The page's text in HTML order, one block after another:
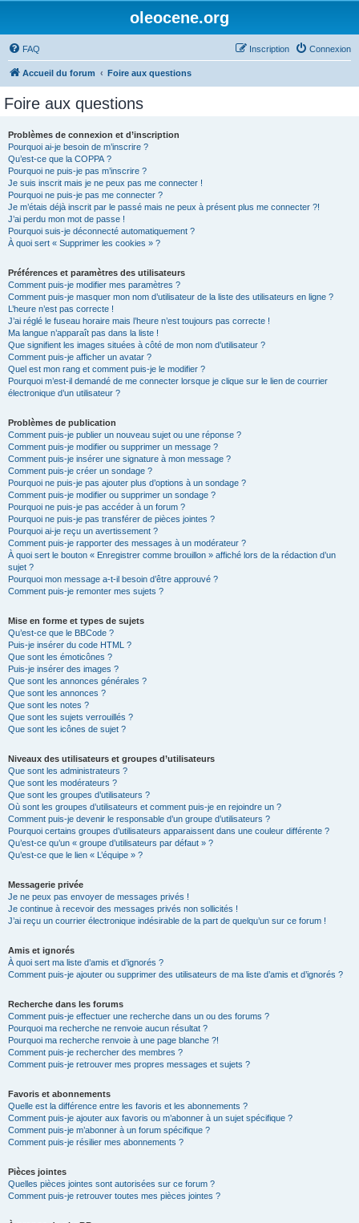
oleocene.org
FAQ Connexion
Inscription
Accueil du forum Foire aux questions
Foire aux questions
Problèmes de connexion et d’inscription
Pourquoi ai-je besoin de m’inscrire ?
Qu’est-ce que la COPPA ?
Pourquoi ne puis-je pas m’inscrire ?
Je suis inscrit mais je ne peux pas me connecter !
Pourquoi ne puis-je pas me connecter ?
Je m’étais déjà inscrit par le passé mais ne peux à présent plus me connecter ?!
J’ai perdu mon mot de passe !
Pourquoi suis-je déconnecté automatiquement ?
À quoi sert « Supprimer les cookies » ?
Préférences et paramètres des utilisateurs
Comment puis-je modifier mes paramètres ?
Comment puis-je masquer mon nom d’utilisateur de la liste des utilisateurs en ligne ?
L’heure n’est pas correcte !
J’ai réglé le fuseau horaire mais l’heure n’est toujours pas correcte !
Ma langue n’apparaît pas dans la liste !
Que signifient les images situées à côté de mon nom d’utilisateur ?
Comment puis-je afficher un avatar ?
Quel est mon rang et comment puis-je le modifier ?
Pourquoi m’est-il demandé de me connecter lorsque je clique sur le lien de courrier
électronique d’un utilisateur ?
Problèmes de publication
Comment puis-je publier un nouveau sujet ou une réponse ?
Comment puis-je modifier ou supprimer un message ?
Comment puis-je insérer une signature à mon message ?
Comment puis-je créer un sondage ?
Pourquoi ne puis-je pas ajouter plus d’options à un sondage ?
Comment puis-je modifier ou supprimer un sondage ?
Pourquoi ne puis-je pas accéder à un forum ?
Pourquoi ne puis-je pas transférer de pièces jointes ?
Pourquoi ai-je reçu un avertissement ?
Comment puis-je rapporter des messages à un modérateur ?
À quoi sert le bouton « Enregistrer comme brouillon » affiché lors de la rédaction d’un
sujet ?
Pourquoi mon message a-t-il besoin d’être approuvé ?
Comment puis-je remonter mes sujets ?
Mise en forme et types de sujets
Qu’est-ce que le BBCode ?
Puis-je insérer du code HTML ?
Que sont les émoticônes ?
Puis-je insérer des images ?
Que sont les annonces générales ?
Que sont les annonces ?
Que sont les notes ?
Que sont les sujets verrouillés ?
Que sont les icônes de sujet ?
Niveaux des utilisateurs et groupes d’utilisateurs
Que sont les administrateurs ?
Que sont les modérateurs ?
Que sont les groupes d’utilisateurs ?
Où sont les groupes d’utilisateurs et comment puis-je en rejoindre un ?
Comment puis-je devenir le responsable d’un groupe d’utilisateurs ?
Pourquoi certains groupes d’utilisateurs apparaissent dans une couleur différente ?
Qu’est-ce qu’un « groupe d’utilisateurs par défaut » ?
Qu’est-ce que le lien « L’équipe » ?
Messagerie privée
Je ne peux pas envoyer de messages privés !
Je continue à recevoir des messages privés non sollicités !
J’ai reçu un courrier électronique indésirable de la part de quelqu’un sur ce forum !
Amis et ignorés
À quoi sert ma liste d’amis et d’ignorés ?
Comment puis-je ajouter ou supprimer des utilisateurs de ma liste d’amis et d’ignorés ?
Recherche dans les forums
Comment puis-je effectuer une recherche dans un ou des forums ?
Pourquoi ma recherche ne renvoie aucun résultat ?
Pourquoi ma recherche renvoie à une page blanche ?!
Comment puis-je rechercher des membres ?
Comment puis-je retrouver mes propres messages et sujets ?
Favoris et abonnements
Quelle est la différence entre les favoris et les abonnements ?
Comment puis-je ajouter aux favoris ou m’abonner à un sujet spécifique ?
Comment puis-je m’abonner à un forum spécifique ?
Comment puis-je résilier mes abonnements ?
Pièces jointes
Quelles pièces jointes sont autorisées sur ce forum ?
Comment puis-je retrouver toutes mes pièces jointes ?